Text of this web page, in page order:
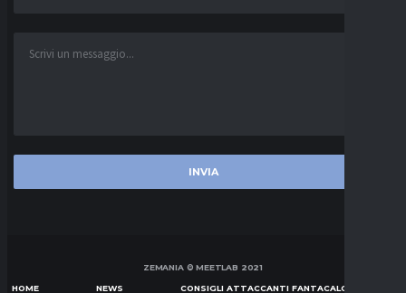
ZEMANIA © MEETLAB 2021
HOME NEWS CONSIGLI ATTACCANTI FANTACALCIO SERIE A